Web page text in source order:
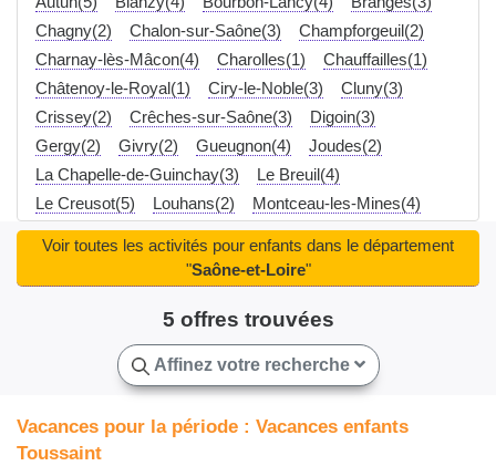
Chagny(2)
Chalon-sur-Saône(3)
Champforgeuil(2)
Charnay-lès-Mâcon(4)
Charolles(1)
Chauffailles(1)
Châtenoy-le-Royal(1)
Ciry-le-Noble(3)
Cluny(3)
Crissey(2)
Crêches-sur-Saône(3)
Digoin(3)
Gergy(2)
Givry(2) Gueugnon(4)
Joudes(2)
La Chapelle-de-Guinchay(3)
Le Breuil(4)
Le Creusot(5)
Louhans(2)
Montceau-les-Mines(4)
Montchanin(3)
Mâcon(21)
Ouroux-sur-Saône(2)
Saint-Germain-du-Plain(2)
Saint-Marcel(2)
Saint-Rémy(2)
Saint-Vallier(4)
Sanvignes-les-Mines(5)
Sennecey-le-Grand(4)
Varennes-le-Grand(2) Épinac(5)
5 offres trouvées
Voir toutes les activités pour enfants dans le département
"Saône-et-Loire"
Affinez votre recherche
Vacances pour la période : Vacances enfants
Toussaint